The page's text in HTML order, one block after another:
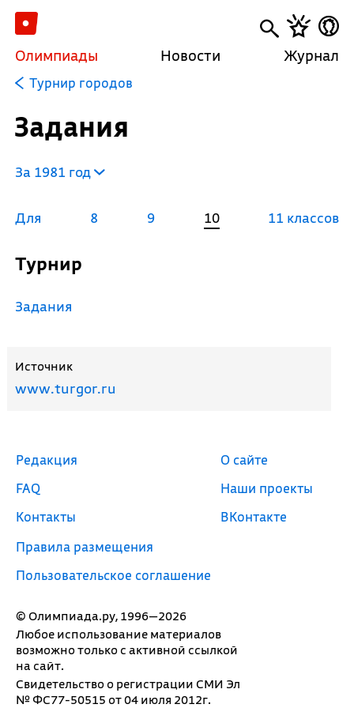
Олимпиады Новости Журнал
Турнир городов
Задания
За 1981 год
Для 8 9 10 11 классов
Турнир
Задания
Источник
www.turgor.ru
© Олимпиада.ру, 1996—2026
Любое использование материалов
возможно только с активной ссылкой
на сайт.
Свидетельство о регистрации СМИ Эл
№ ФС77-50515 от 04 июля 2012г.
Редакция
FAQ
Контакты
Правила размещения
Пользовательское соглашение
О сайте
Наши проекты
ВКонтакте